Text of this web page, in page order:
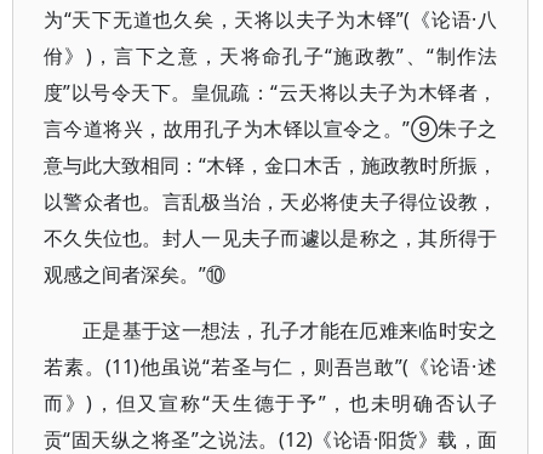
为“天下无道也久矣，天将以夫子为木铎”(《论语·八
佾》)，言下之意，天将命孔子“施政教”、“制作法
度”以号令天下。皇侃疏：“云天将以夫子为木铎者，
言今道将兴，故用孔子为木铎以宣令之。”⑨朱子之
意与此大致相同：“木铎，金口木舌，施政教时所振，
以警众者也。言乱极当治，天必将使夫子得位设教，
不久失位也。封人一见夫子而遽以是称之，其所得于
观感之间者深矣。”⑩
正是基于这一想法，孔子才能在厄难来临时安之
若素。(11)他虽说“若圣与仁，则吾岂敢”(《论语·述
而》)，但又宣称“天生德于予”，也未明确否认子
贡“固天纵之将圣”之说法。(12)《论语·阳货》载，面